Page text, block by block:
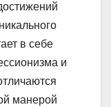
в себе
и
манерой